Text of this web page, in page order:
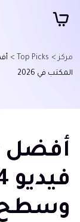
مركز > Top Picks >
المكتب في 2026
وسطح